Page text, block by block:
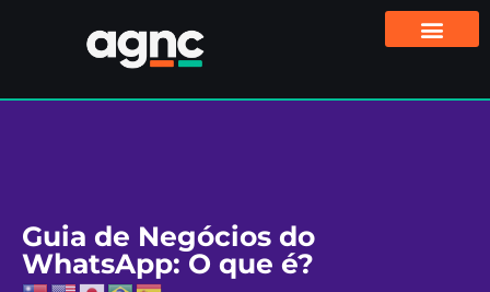
Guia de Negócios do
WhatsApp: O que é?